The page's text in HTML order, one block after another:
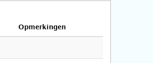
Opmerkingen